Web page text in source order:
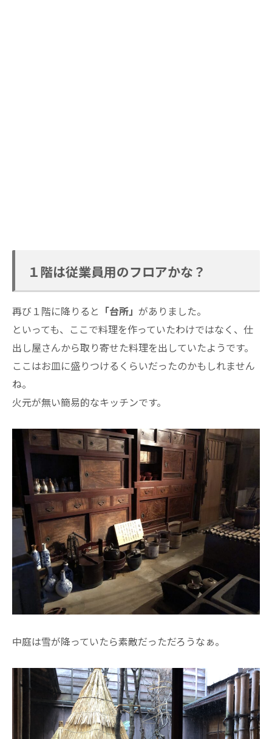
１階は従業員用のフロアかな？
再び１階に降りると 「台所」 がありました。
といっても、ここで料理を作っていたわけではなく、仕
出し屋さんから取り寄せた料理を出していたようです。
ここはお皿に盛りつけるくらいだったのかもしれません
ね。
火元が無い簡易的なキッチンです。
中庭は雪が降っていたら素敵だっただろうなぁ。